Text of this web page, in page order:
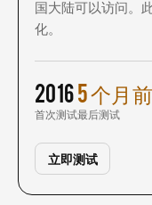
国大陆可以访问。
化。
2016
首次测试
5 个月前
最后测试
立即测试